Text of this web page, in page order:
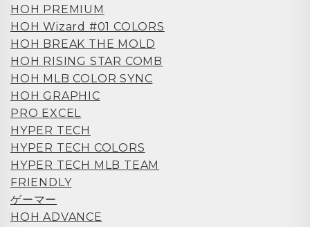
HOH PREMIUM
HOH Wizard #01 COLORS
HOH BREAK THE MOLD
HOH RISING STAR COMB
HOH MLB COLOR SYNC
HOH GRAPHIC
PRO EXCEL
HYPER TECH
HYPER TECH COLORS
HYPER TECH MLB TEAM
FRIENDLY
ゲーマー
HOH ADVANCE